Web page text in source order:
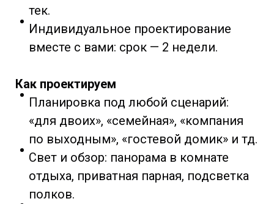
тек.
Индивидуальное проектирование
вместе с вами: срок — 2 недели.
Как проектируем
Планировка под любой сценарий:
«для двоих», «семейная», «компания
по выходным», «гостевой домик» и тд.
Свет и обзор: панорама в комнате
отдыха, приватная парная, подсветка
полков.